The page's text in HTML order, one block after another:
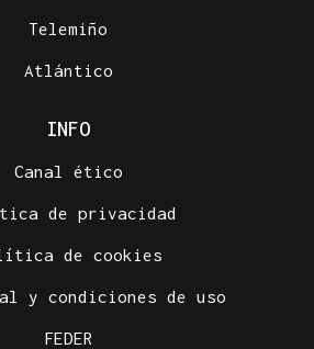
Telemiño
Atlántico
INFO
Canal ético
de privacidad
de cookies
y condiciones de uso
FEDER